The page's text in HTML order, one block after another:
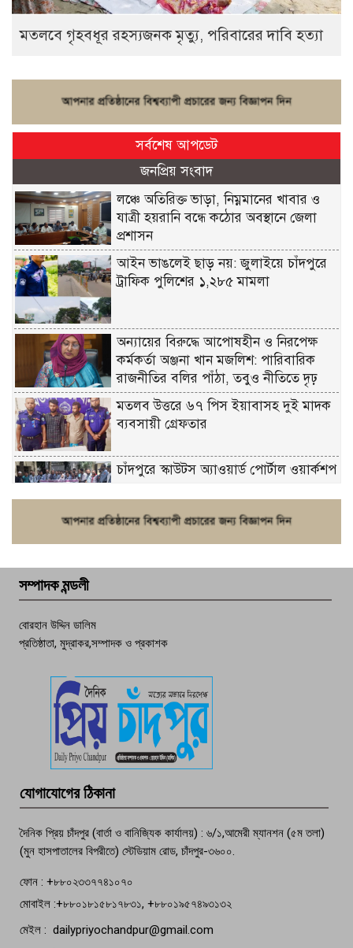
মতলবে গৃহবধূর রহস্যজনক মৃত্যু, পরিবারের দাবি হত্যা
সর্বশেষ আপডেট
জনপ্রিয় সংবাদ
লঞ্চে অতিরিক্ত ভাড়া, নিম্নমানের খাবার ও
যাত্রী হয়রানি বন্ধে কঠোর অবস্থানে জেলা
প্রশাসন
আইন ভাঙলেই ছাড় নয়: জুলাইয়ে চাঁদপুরে
ট্রাফিক পুলিশের ১,২৮৫ মামলা
অন্যায়ের বিরুদ্ধে আপোষহীন ও নিরপেক্ষ
কর্মকর্তা অঞ্জনা খান মজলিশ: পারিবারিক
রাজনীতির বলির পাঁঠা, তবুও নীতিতে দৃঢ়
মতলব উত্তরে ৬৭ পিস ইয়াবাসহ দুই মাদক
ব্যবসায়ী গ্রেফতার
চাঁদপুরে স্কাউটস অ্যাওয়ার্ড পোর্টাল ওয়ার্কশপ
পচা দুর্গন্ধে ৯৯৯-এ ফোন, ফরিদগঞ্জে
তরুণের অর্ধগলিত লাশ উদ্ধার
বেঁচে নেই, বিভিন্ন সংগঠনের শোক
সম্পাদক মন্ডলী
বোরহান উদ্দিন ডালিম
প্রতিষ্ঠাতা, মুদ্রাকর,সম্পাদক ও প্রকাশক
যোগাযোগের ঠিকানা
দৈনিক প্রিয় চাঁদপুর (বার্তা ও বানিজ্যিক কার্যালয়) : ৬/১,আমেরী ম্যানশন (৫ম তলা)
(মুন হাসপাতালের বিপরীতে) স্টেডিয়াম রোড, চাঁদপুর-৩৬০০.
ফোন : +৮৮০২৩৩৭৭৪১০৭০
মোবাইল :+৮৮০১৮১৫৮১৭৮৩১, +৮৮০১৯৫৭৪৯৩১৩২
মেইল : dailypriyochandpur@gmail.com